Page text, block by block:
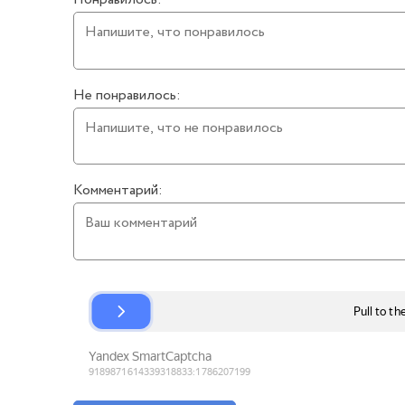
Не понравилось:
Комментарий: